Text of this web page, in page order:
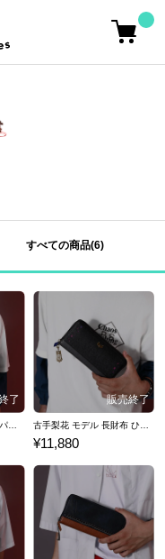
すべての商品(6)
古手梨花 モデル バックパック ひぐらしのなく頃に業
¥11,880